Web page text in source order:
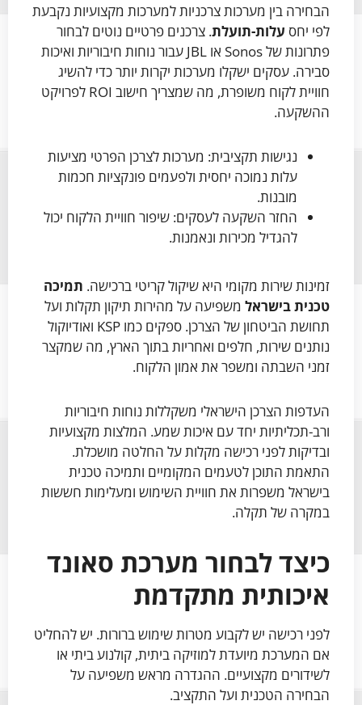
הבחירה בין מערכות צרכניות למערכות מקצועיות נקבעת
לפי יחס עלות-תועלת. צרכנים פרטיים נוטים לבחור
פתרונות של Sonos או JBL עבור נוחות חיבוריות ואיכות
סבירה. עסקים ישקלו מערכות יקרות יותר כדי להשיג
חוויית לקוח משופרת, מה שמצריך חישוב ROI לפרויקט
ההשקעה.
נגישות תקציבית: מערכות לצרכן הפרטי מציעות
עלות נמוכה יחסית ולפעמים פונקציות חכמות
מובנות.
החזר השקעה לעסקים: שיפור חוויית הלקוח יכול
להגדיל מכירות ונאמנות.
זמינות שירות מקומי היא שיקול קריטי ברכישה. תמיכה
טכנית בישראל משפיעה על מהירות תיקון תקלות ועל
תחושת הביטחון של הצרכן. ספקים כמו KSP ואודיוקול
נותנים שירות, חלפים ואחריות בתוך הארץ, מה שמקצר
זמני השבתה ומשפר את אמון הלקוח.
העדפות הצרכן הישראלי משקללות נוחות חיבוריות
ורב-תכליתיות יחד עם איכות שמע. המלצות מקצועיות
ובדיקות לפני רכישה מקלות על החלטה מושכלת.
התאמת התוכן לטעמים המקומיים ותמיכה טכנית
בישראל משפרות את חוויית השימוש ומעלימות חששות
במקרה של תקלה.
כיצד לבחור מערכת סאונד
איכותית מתקדמת
לפני רכישה יש לקבוע מטרות שימוש ברורות. יש להחליט
אם המערכת מיועדת למוזיקה ביתית, קולנוע ביתי או
לשידורים מקצועיים. ההגדרה מראש משפיעה על
הבחירה הטכנית ועל התקציב.